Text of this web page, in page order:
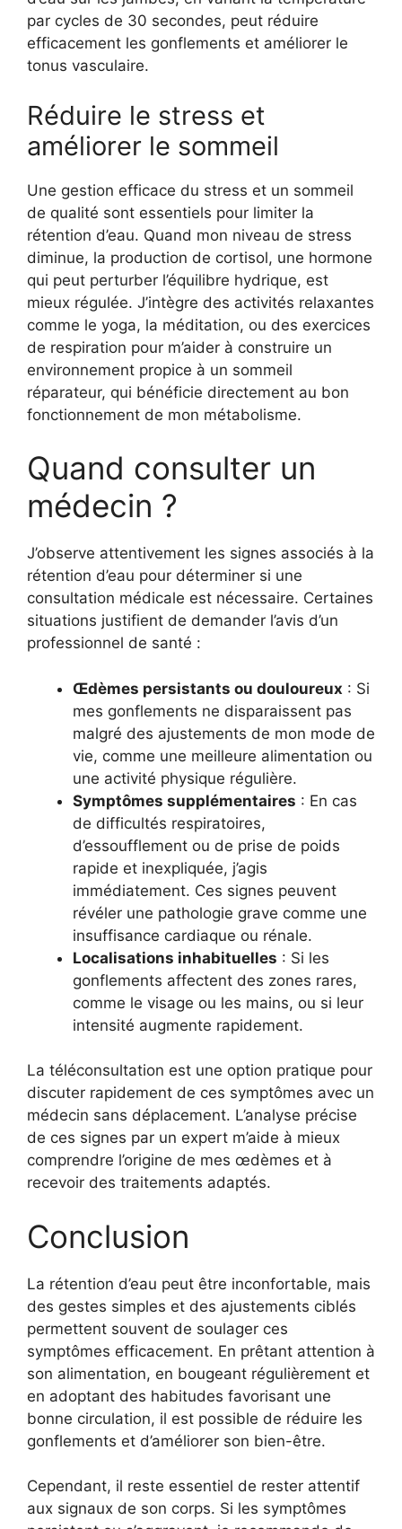
par cycles de 30 secondes, peut réduire
efficacement les gonflements et améliorer le
tonus vasculaire.
Réduire le stress et
améliorer le sommeil
Une gestion efficace du stress et un sommeil
de qualité sont essentiels pour limiter la
rétention d’eau. Quand mon niveau de stress
diminue, la production de cortisol, une hormone
qui peut perturber l’équilibre hydrique, est
mieux régulée. J’intègre des activités relaxantes
comme le yoga, la méditation, ou des exercices
de respiration pour m’aider à construire un
environnement propice à un sommeil
réparateur, qui bénéficie directement au bon
fonctionnement de mon métabolisme.
Quand consulter un
médecin ?
J’observe attentivement les signes associés à la
rétention d’eau pour déterminer si une
consultation médicale est nécessaire. Certaines
situations justifient de demander l’avis d’un
professionnel de santé :
Œdèmes persistants ou douloureux : Si
mes gonflements ne disparaissent pas
malgré des ajustements de mon mode de
vie, comme une meilleure alimentation ou
une activité physique régulière.
Symptômes supplémentaires : En cas
de difficultés respiratoires,
d’essoufflement ou de prise de poids
rapide et inexpliquée, j’agis
immédiatement. Ces signes peuvent
révéler une pathologie grave comme une
insuffisance cardiaque ou rénale.
Localisations inhabituelles : Si les
gonflements affectent des zones rares,
comme le visage ou les mains, ou si leur
intensité augmente rapidement.
La téléconsultation est une option pratique pour
discuter rapidement de ces symptômes avec un
médecin sans déplacement. L’analyse précise
de ces signes par un expert m’aide à mieux
comprendre l’origine de mes œdèmes et à
recevoir des traitements adaptés.
Conclusion
La rétention d’eau peut être inconfortable, mais
des gestes simples et des ajustements ciblés
permettent souvent de soulager ces
symptômes efficacement. En prêtant attention à
son alimentation, en bougeant régulièrement et
en adoptant des habitudes favorisant une
bonne circulation, il est possible de réduire les
gonflements et d’améliorer son bien-être.
Cependant, il reste essentiel de rester attentif
aux signaux de son corps. Si les symptômes